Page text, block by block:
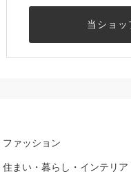
当ショ
ファッション
住まい・暮らし・インテリア